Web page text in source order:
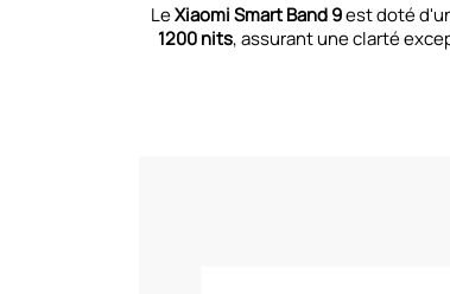
LeXiaomi Smart Band 9est doté
1200 nits, assurant une clarté